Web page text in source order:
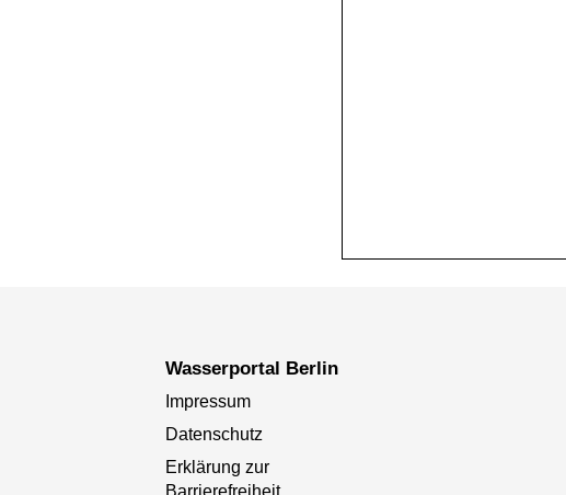
Wasserportal Berlin
Impressum
Datenschutz
Erklärung zur
Barrierefreiheit